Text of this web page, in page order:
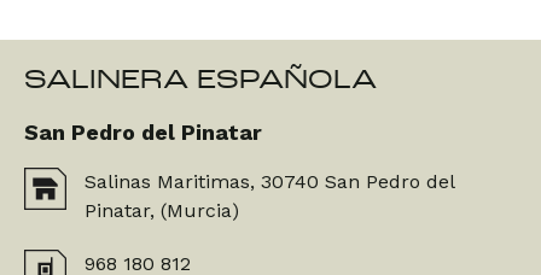
SALINERA ESPAÑOLA
San Pedro del Pinatar
Salinas Maritimas, 30740 San Pedro del
Pinatar, (Murcia)
968 180 812